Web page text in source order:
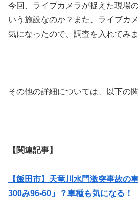
今回、ライブカメラが捉えた現場
いう施設なのか？また、ライブカ
気になったので、調査を入れてみま
その他の詳細については、以下の
【関連記事】
【飯田市】天竜川水門激突事故の
300み96-60」？車種も気になる！